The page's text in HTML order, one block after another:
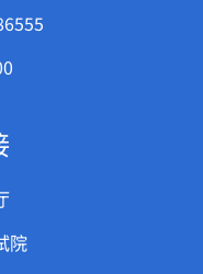
院